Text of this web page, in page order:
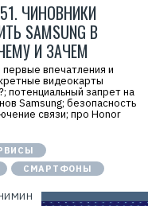
ЧИНОВНИКИ
SAMSUNG В
И ЗАЧЕМ
впечатления и
видеокарты
потенциальный запрет на
Samsung; безопасность
связи; про Honor
СМАРТФОНЫ